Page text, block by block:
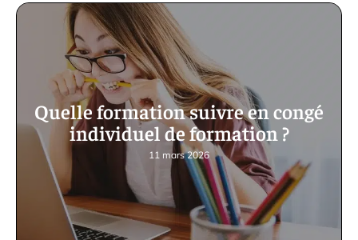
Quelle formation suivre en congé
individuel de formation ?
11 mars 2026